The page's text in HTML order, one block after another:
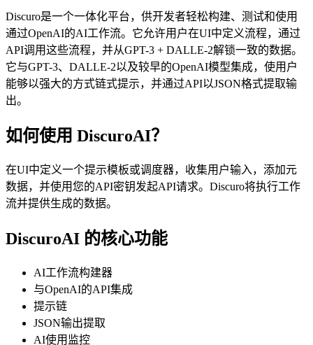
Discuro是一个一体化平台，供开发者轻松构建、测试和使用
通过OpenAI的AI工作流。它允许用户在UI中定义流程，通过
API调用这些流程，并从GPT-3 + DALLE-2解锁一致的数据。
它与GPT-3、DALLE-2以及较早的OpenAI模型集成，使用户
能够以强大的方式链式提示，并通过API以JSON格式提取输
出。
如何使用 DiscuroAI？
在UI中定义一个提示模板或调度器，收集用户输入，添加元
数据，并使用您的API密钥发起API请求。Discuro将执行工作
流并提供生成的数据。
DiscuroAI 的核心功能
AI工作流构建器
与OpenAI的API集成
提示链
JSON输出提取
AI使用监控